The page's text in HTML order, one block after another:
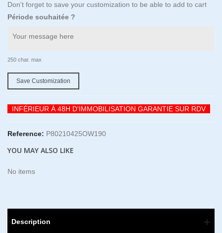
Don't forget to save your customization to be able to add to cart
Période souhaitée ?
250 char. max
Save Customization
INFÉRIEUR À 48H D'IMMOBILISATION GARANTIE SUR RDV
Reference: P80210425OW190
YOU MAY ALSO LIKE
No items
Description